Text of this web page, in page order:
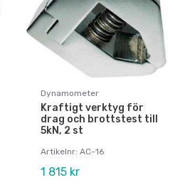
Dynamometer
Kraftigt verktyg för
drag och brottstest till
5kN, 2 st
Artikelnr: AC-16
1 815 kr